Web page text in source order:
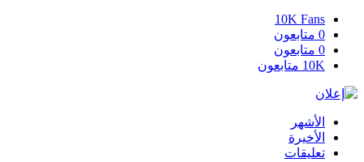
10K Fans
0 متابعون
0 متابعون
10K متابعون
الأشهر
الأخيرة
تعليقات